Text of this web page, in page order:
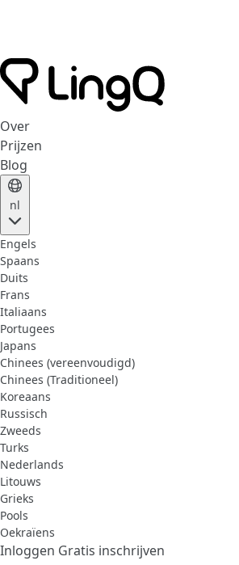
Over
Prijzen
Blog
nl
Engels
Spaans
Duits
Frans
Italiaans
Portugees
Japans
Chinees (vereenvoudigd)
Chinees (Traditioneel)
Koreaans
Russisch
Zweeds
Turks
Nederlands
Litouws
Grieks
Pools
Oekraïens
Inloggen Gratis inschrijven